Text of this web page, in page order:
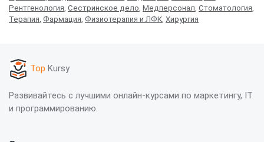
Рентгенология, Сестринское дело, Медперсонал, Стоматология,
Терапия, Фармация, Физиотерапия и ЛФК, Хирургия
Top Kursy
Развивайтесь с лучшими онлайн-курсами по маркетингу, IT
и программированию.